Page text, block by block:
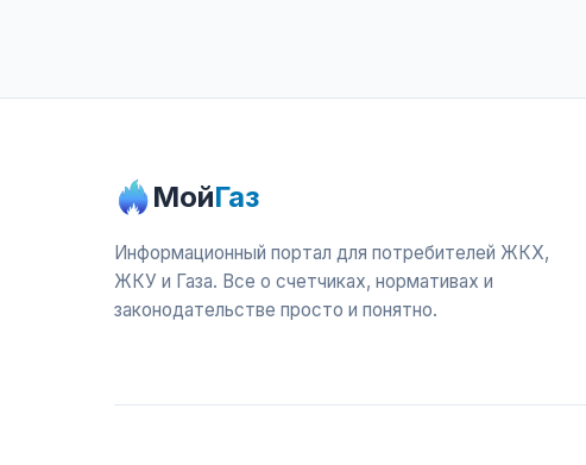
МойГаз
Информационный портал для потребителей ЖКХ,
ЖКУ и Газа. Все о счетчиках, нормативах и
законодательстве просто и понятно.